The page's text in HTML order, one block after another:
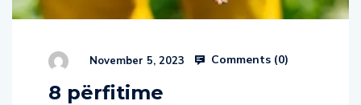
November 5, 2023 Comments (0)
8 përfitime